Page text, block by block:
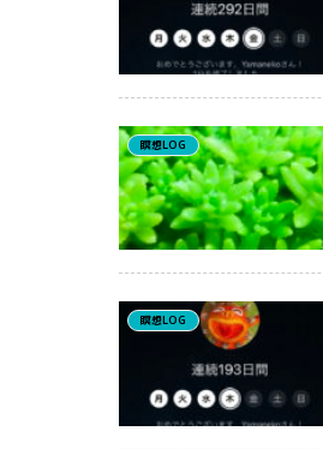
瞑想LOG
瞑想LOG